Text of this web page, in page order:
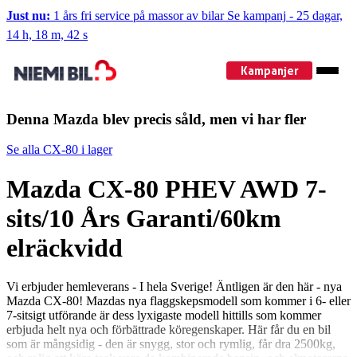
Just nu: 1 års fri service på massor av bilar Se kampanj - 25 dagar,
14 h, 18 m, 41 s
Kampanjer
Denna Mazda blev precis såld, men vi har fler
Se alla CX-80 i lager
Mazda CX-80 PHEV AWD 7-
sits/10 Års Garanti/60km
elräckvidd
Vi erbjuder hemleverans - I hela Sverige! Äntligen är den här - nya
Mazda CX-80! Mazdas nya flaggskepsmodell som kommer i 6- eller
7-sitsigt utförande är dess lyxigaste modell hittills som kommer
erbjuda helt nya och förbättrade köregenskaper. Här får du en bil
som är mångsidig - den är snygg, stor och rymlig, får dra 2500kg,